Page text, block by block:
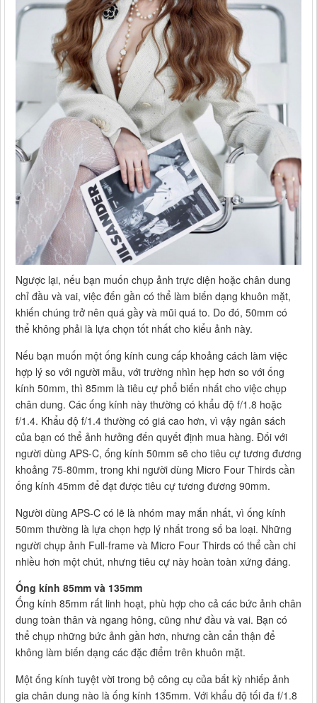
Ngược lại, nếu bạn muốn chụp ảnh trực diện hoặc chân dung
chỉ đầu và vai, việc đến gần có thể làm biến dạng khuôn mặt,
khiến chúng trở nên quá gầy và mũi quá to. Do đó, 50mm có
thể không phải là lựa chọn tốt nhất cho kiểu ảnh này.
Nếu bạn muốn một ống kính cung cấp khoảng cách làm việc
hợp lý so với người mẫu, với trường nhìn hẹp hơn so với ống
kính 50mm, thì 85mm là tiêu cự phổ biến nhất cho việc chụp
chân dung. Các ống kính này thường có khẩu độ f/1.8 hoặc
f/1.4. Khẩu độ f/1.4 thường có giá cao hơn, vì vậy ngân sách
của bạn có thể ảnh hưởng đến quyết định mua hàng. Đối với
người dùng APS-C, ống kính 50mm sẽ cho tiêu cự tương đương
khoảng 75-80mm, trong khi người dùng Micro Four Thirds cần
ống kính 45mm để đạt được tiêu cự tương đương 90mm.
Người dùng APS-C có lẽ là nhóm may mắn nhất, vì ống kính
50mm thường là lựa chọn hợp lý nhất trong số ba loại. Những
người chụp ảnh Full-frame và Micro Four Thirds có thể cần chi
nhiều hơn một chút, nhưng tiêu cự này hoàn toàn xứng đáng.
Ống kính 85mm và 135mm
Ống kính 85mm rất linh hoạt, phù hợp cho cả các bức ảnh chân
dung toàn thân và ngang hông, cũng như đầu và vai. Bạn có
thể chụp những bức ảnh gần hơn, nhưng cần cẩn thận để
không làm biến dạng các đặc điểm trên khuôn mặt.
Một ống kính tuyệt vời trong bộ công cụ của bất kỳ nhiếp ảnh
gia chân dung nào là ống kính 135mm. Với khẩu độ tối đa f/1.8